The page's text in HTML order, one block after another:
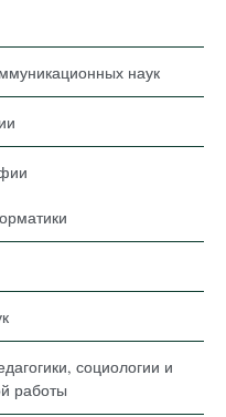
наук
социологии и
работы